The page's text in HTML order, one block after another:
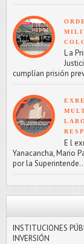
L a
cumplían prisión
E l
Yanacancha, Mario
por la
INSTITUCIONES
INVERSIÓN